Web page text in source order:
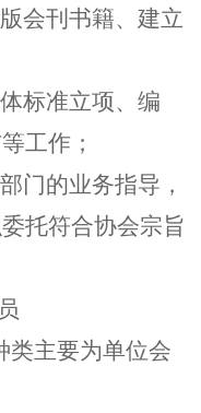
会刊书籍、建立
标准立项、编
工作；
门的业务指导，
托符合协会宗旨
类主要为单位会